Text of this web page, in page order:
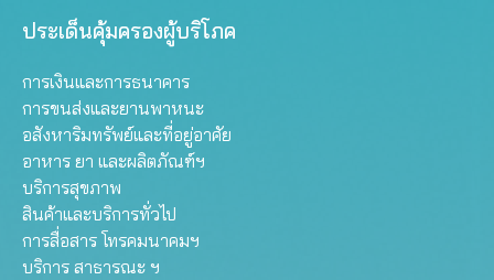
ประเด็นคุ้มครองผู้บริโภค
การเงินและการธนาคาร
การขนส่งและยานพาหนะ
อสังหาริมทรัพย์และที่อยู่อาศัย
อาหาร ยา และผลิตภัณฑ์ฯ
บริการสุขภาพ
สินค้าและบริการทั่วไป
การสื่อสาร โทรคมนาคมฯ
บริการ สาธารณะ ฯ